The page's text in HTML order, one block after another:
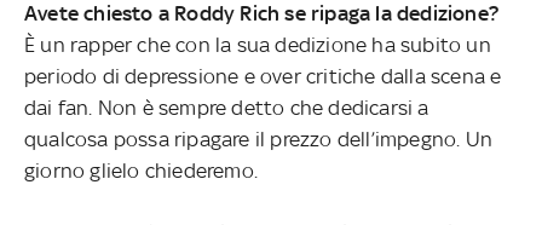
Avete chiesto a Roddy Rich se ripaga la dedizione?
È un rapper che con la sua dedizione ha subito un
periodo di depressione e over critiche dalla scena e
dai fan. Non è sempre detto che dedicarsi a
qualcosa possa ripagare il prezzo dell’impegno. Un
giorno glielo chiederemo.